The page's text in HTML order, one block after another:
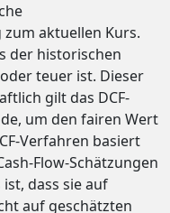
aktuellen Kurs.
der historischen
teuer ist. Dieser
gilt das DCF-
um den fairen Wert
Verfahren basiert
Flow-Schätzungen
dass sie auf
auf geschätzten